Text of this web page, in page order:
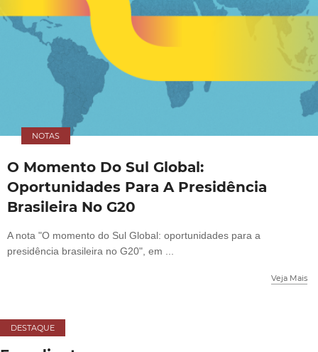
NOTAS
O Momento Do Sul Global:
Oportunidades Para A Presidência
Brasileira No G20
A nota "O momento do Sul Global: oportunidades para a
presidência brasileira no G20", em ...
Veja Mais
DESTAQUE